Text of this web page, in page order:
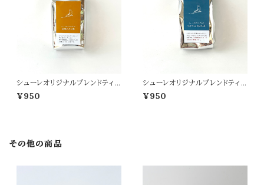
シューレオリジナルブレンドティ
ー 目覚めのお茶 詰替用
¥950
シューレオリジナルブレンドティ
おやすみ前のお茶 詰替用
¥950
その他の商品